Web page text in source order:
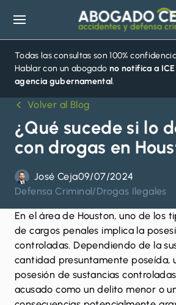
Ceja
Todas las consultas son 100%
Hablar con un abogado no notifica a
agencia gubernamental.
Volver al Blog
¿Qué sucede si lo
con drogas en
José Ceja09/07/2024
Defensa Criminal /Drogas Ilegales
En el área de Houston, uno de los
de cargos penales implica la
controladas. Dependiendo de la
cantidad presuntamente poseída,
posesión de sustancias
acusado como un delito menor o